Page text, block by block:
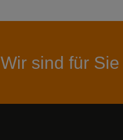
Wir sind für